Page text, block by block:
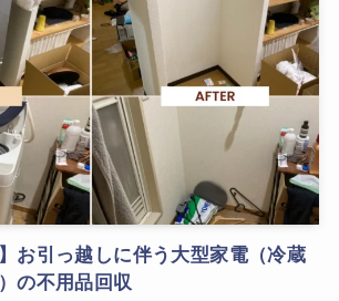
お引っ越しに伴う大型家電（冷蔵
の不用品回収